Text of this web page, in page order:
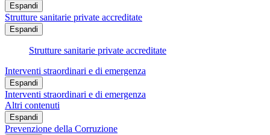
Espandi
Strutture sanitarie private accreditate
Espandi
Strutture sanitarie private accreditate
Interventi straordinari e di emergenza
Espandi
Interventi straordinari e di emergenza
Altri contenuti
Espandi
Prevenzione della Corruzione